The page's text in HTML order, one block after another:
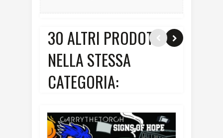
30 ALTRI PRODOTTI
NELLA STESSA
CATEGORIA: